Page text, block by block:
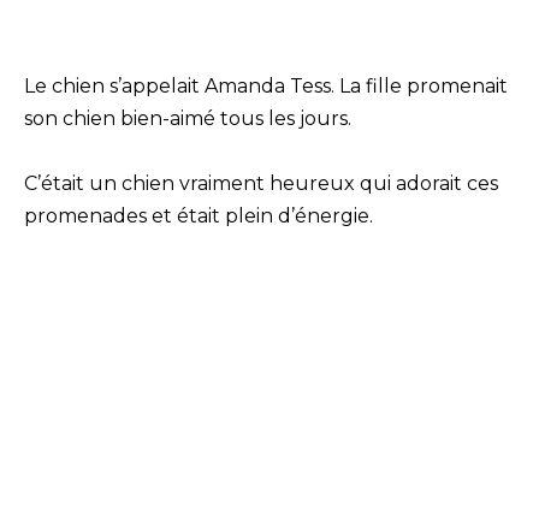
Le chien s’appelait Amanda Tess. La fille promenait
son chien bien-aimé tous les jours.
C’était un chien vraiment heureux qui adorait ces
promenades et était plein d’énergie.